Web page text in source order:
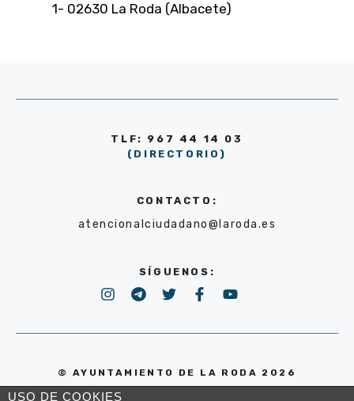
1- 02630 La Roda (Albacete)
TLF: 967 44 14 03
(DIRECTORIO)
CONTACTO:
atencionalciudadano@laroda.es
SÍGUENOS:
© AYUNTAMIENTO DE LA RODA 2026
USO DE COOKIES